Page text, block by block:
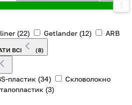
(22) Getlander (12)
ARB
ВСІ (8)
пластик (34)
Скловолокно
(3)